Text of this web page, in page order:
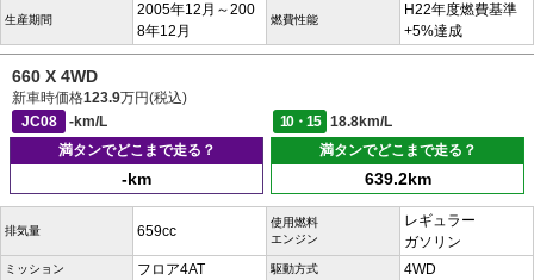
生産期間
2005年12月～200
8年12月
燃費性能
H22年度燃費基準
+5%達成
660 X 4WD
新車時価格123.9万円(税込)
JC08
-km/L 10・15
18.8km/L
満タンでどこまで走る？
-km
満タンでどこまで走る？
639.2km
排気量 659cc
使用燃料
エンジン
レギュラー
ガソリン
ミッション フロア4AT 駆動方式 4WD